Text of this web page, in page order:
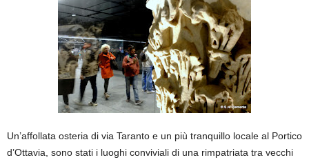
Un’affollata osteria di via Taranto e un più tranquillo locale al Portico
d’Ottavia, sono stati i luoghi conviviali di una rimpatriata tra vecchi